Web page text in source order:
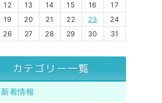
12 13 14 15 16
17
19 20 21 22 23
24
26 27 28 29 30 31
カテゴリー一覧
新着情報